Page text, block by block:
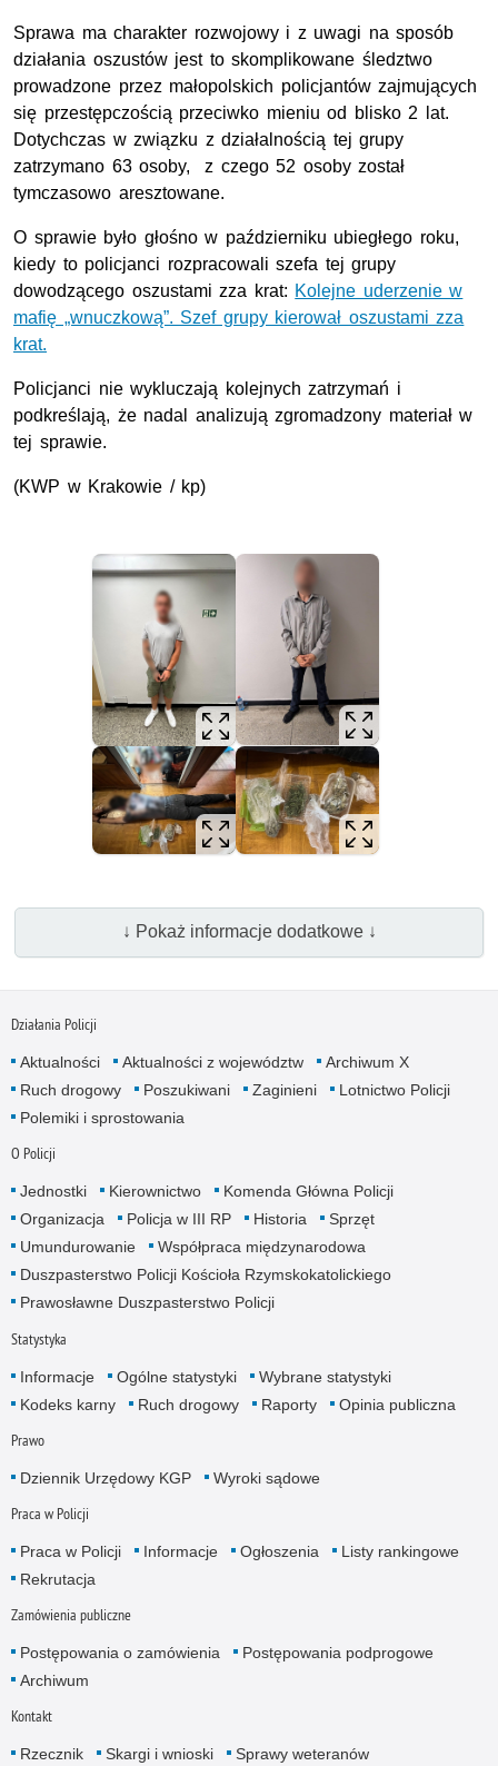
Sprawa ma charakter rozwojowy i z uwagi na sposób
działania oszustów jest to skomplikowane śledztwo
prowadzone przez małopolskich policjantów zajmujących
się przestępczością przeciwko mieniu od blisko 2 lat.
Dotychczas w związku z działalnością tej grupy
zatrzymano 63 osoby, z czego 52 osoby został
tymczasowo aresztowane.
O sprawie było głośno w październiku ubiegłego roku,
kiedy to policjanci rozpracowali szefa tej grupy
dowodzącego oszustami zza krat: Kolejne uderzenie w
mafię „wnuczkową”. Szef grupy kierował oszustami zza
krat.
Policjanci nie wykluczają kolejnych zatrzymań i
podkreślają, że nadal analizują zgromadzony materiał w
tej sprawie.
(KWP w Krakowie / kp)
↓ Pokaż informacje dodatkowe ↓
Działania Policji
Aktualności Aktualności z województw
Archiwum X
Ruch drogowy
Poszukiwani Zaginieni
Lotnictwo Policji
Polemiki i sprostowania
O Policji
Jednostki Kierownictwo
Komenda Główna Policji
Organizacja
Policja w III RP Historia
Sprzęt
Umundurowanie
Współpraca międzynarodowa
Duszpasterstwo Policji Kościoła Rzymskokatolickiego
Prawosławne Duszpasterstwo Policji
Statystyka
Informacje Ogólne statystyki
Wybrane statystyki
Kodeks karny
Ruch drogowy Raporty Opinia publiczna
Prawo
Dziennik Urzędowy KGP Wyroki sądowe
Praca w Policji
Praca w Policji Informacje Ogłoszenia
Listy rankingowe
Rekrutacja
Zamówienia publiczne
Postępowania o zamówienia
Postępowania podprogowe
Archiwum
Kontakt
Rzecznik Skargi i wnioski Sprawy weteranów